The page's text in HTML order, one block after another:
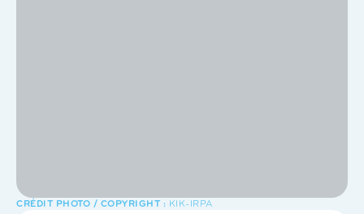
KIK-IRPA